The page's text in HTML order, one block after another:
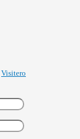
Visitero